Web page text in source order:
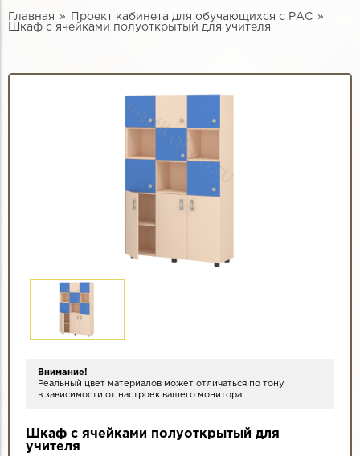
Главная
Проект кабинета для обучающихся с РАС
Шкаф с ячейками полуоткрытый для учителя
Внимание!
Реальный цвет материалов может отличаться по тону
в зависимости от настроек вашего монитора!
Шкаф с ячейками полуоткрытый для
учителя